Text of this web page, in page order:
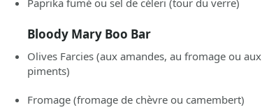
Bloody Mary Boo Bar
Olives Farcies (aux amandes, au fromage ou aux
piments)
Fromage (fromage de chèvre ou camembert)